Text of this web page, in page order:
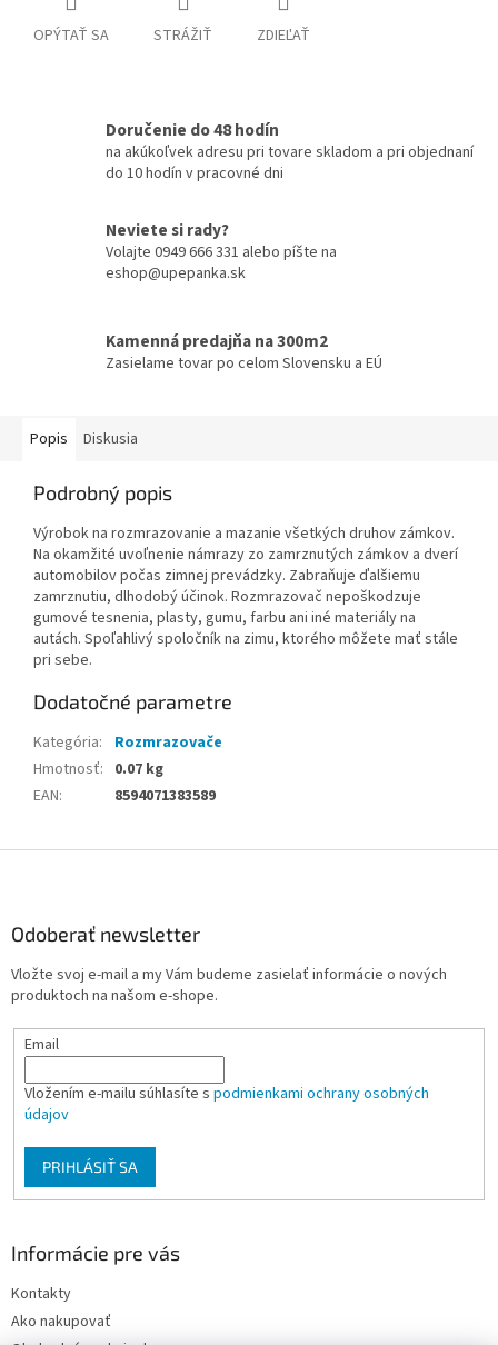
OPÝTAŤ SA STRÁŽIŤ ZDIEĽAŤ
Doručenie do 48 hodín
na akúkoľvek adresu pri tovare skladom a pri objednaní
do 10 hodín v pracovné dni
Neviete si rady?
Volajte 0949 666 331 alebo píšte na
eshop@upepanka.sk
Kamenná predajňa na 300m2
Zasielame tovar po celom Slovensku a EÚ
Popis Diskusia
Podrobný popis
Výrobok na rozmrazovanie a mazanie všetkých druhov zámkov.
Na okamžité uvoľnenie námrazy zo zamrznutých zámkov a dverí
automobilov počas zimnej prevádzky. Zabraňuje ďalšiemu
zamrznutiu, dlhodobý účinok. Rozmrazovač nepoškodzuje
gumové tesnenia, plasty, gumu, farbu ani iné materiály na
autách. Spoľahlivý spoločník na zimu, ktorého môžete mať stále
pri sebe.
Dodatočné parametre
Kategória:
Rozmrazovače
Hmotnosť: 0.07 kg
EAN: 8594071383589
Odoberať newsletter
Vložte svoj e-mail a my Vám budeme zasielať informácie o nových
produktoch na našom e-shope.
Email
Vložením e-mailu súhlasíte s podmienkami ochrany osobných
údajov
PRIHLÁSIŤ SA
Informácie pre vás
Kontakty
Ako nakupovať